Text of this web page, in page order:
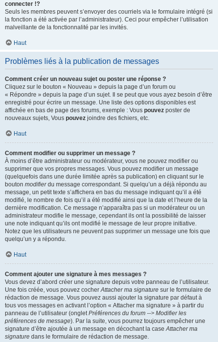
connecter !?
Seuls les membres peuvent s’envoyer des courriels via le formulaire intégré (si
la fonction a été activée par l’administrateur). Ceci pour empêcher l’utilisation
malveillante de la fonctionnalité par les invités.
Haut
Problèmes liés à la publication de messages
Comment créer un nouveau sujet ou poster une réponse ?
Cliquez sur le bouton « Nouveau » depuis la page d’un forum ou
« Répondre » depuis la page d’un sujet. Il se peut que vous ayez besoin d’être
enregistré pour écrire un message. Une liste des options disponibles est
affichée en bas de page des forums, exemple : Vous pouvez poster de
nouveaux sujets, Vous pouvez joindre des fichiers, etc.
Haut
Comment modifier ou supprimer un message ?
À moins d’être administrateur ou modérateur, vous ne pouvez modifier ou
supprimer que vos propres messages. Vous pouvez modifier un message
(quelquefois dans une durée limitée après sa publication) en cliquant sur le
bouton modifierdu message correspondant. Si quelqu’un a déjà répondu au
message, un petit texte s’affichera en bas du message indiquant qu’il a été
modifié, le nombre de fois qu’il a été modifié ainsi que la date et l’heure de la
dernière modification. Ce message n’apparaîtra pas si un modérateur ou un
administrateur modifie le message, cependant ils ont la possibilité de laisser
une note indiquant qu’ils ont modifié le message de leur propre initiative.
Notez que les utilisateurs ne peuvent pas supprimer un message une fois que
quelqu’un y a répondu.
Haut
Comment ajouter une signature à mes messages ?
Vous devez d’abord créer une signature depuis votre panneau de l’utilisateur.
Une fois créée, vous pouvez cocherAttacher ma signature sur le formulaire de
rédaction de message. Vous pouvez aussi ajouter la signature par défaut à
tous vos messages en activant l’option « Attacher ma signature » à partir du
panneau de l’utilisateur (ongletPréférences du forum --> Modifier les
préférences de message). Par la suite, vous pourrez toujours empêcher une
signature d’être ajoutée à un message en décochant la caseAttacher ma
signature dans le formulaire de rédaction de message.